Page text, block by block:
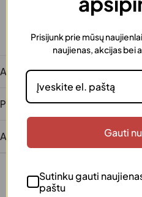
Saugus atsiskaitymas
Klientų įvertinta
Šimtai patenkintų klientų
Aprašymas
Papildoma informacija
Atsiliepimai
Prisijunk prie mūsų
naujienas, akcijas bei
Gauti
Sutinku gauti
paštu